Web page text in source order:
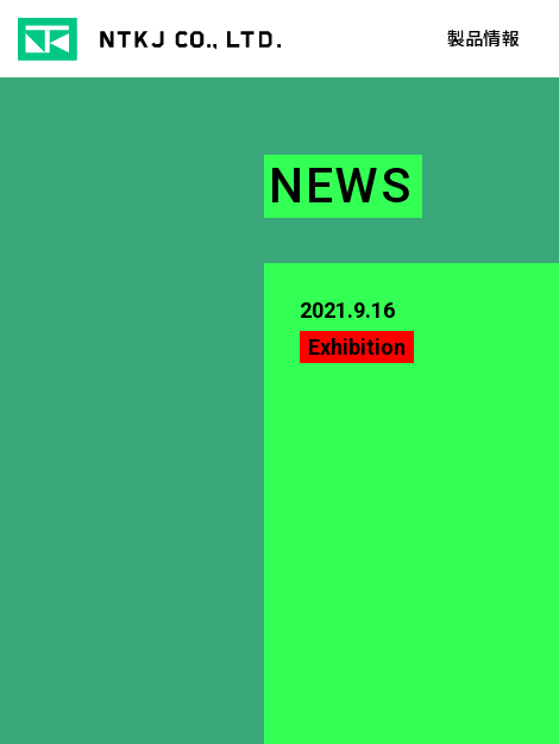
製品情報
NEWS
2021.9.16
Exhibition